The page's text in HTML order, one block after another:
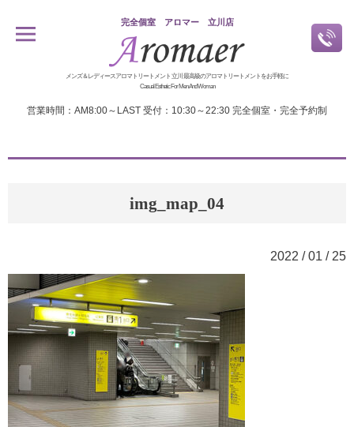
完全個室 アロマー 立川店
メンズ＆レディースアロマトリートメント 立川 最高級のアロマトリートメントをお手軽に
Casual Esthetic For Men And Woman
営業時間：AM8:00～LAST 受付：10:30～22:30 完全個室・完全予約制
img_map_04
2022 / 01 / 25